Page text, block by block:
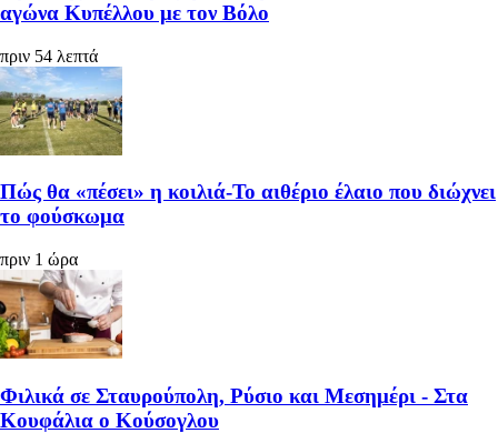
αγώνα Κυπέλλου με τον Βόλο
πριν 54 λεπτά
Πώς θα «πέσει» η κοιλιά-Το αιθέριο έλαιο που διώχνει
το φούσκωμα
πριν 1 ώρα
Φιλικά σε Σταυρούπολη, Ρύσιο και Μεσημέρι - Στα
Κουφάλια ο Κούσογλου